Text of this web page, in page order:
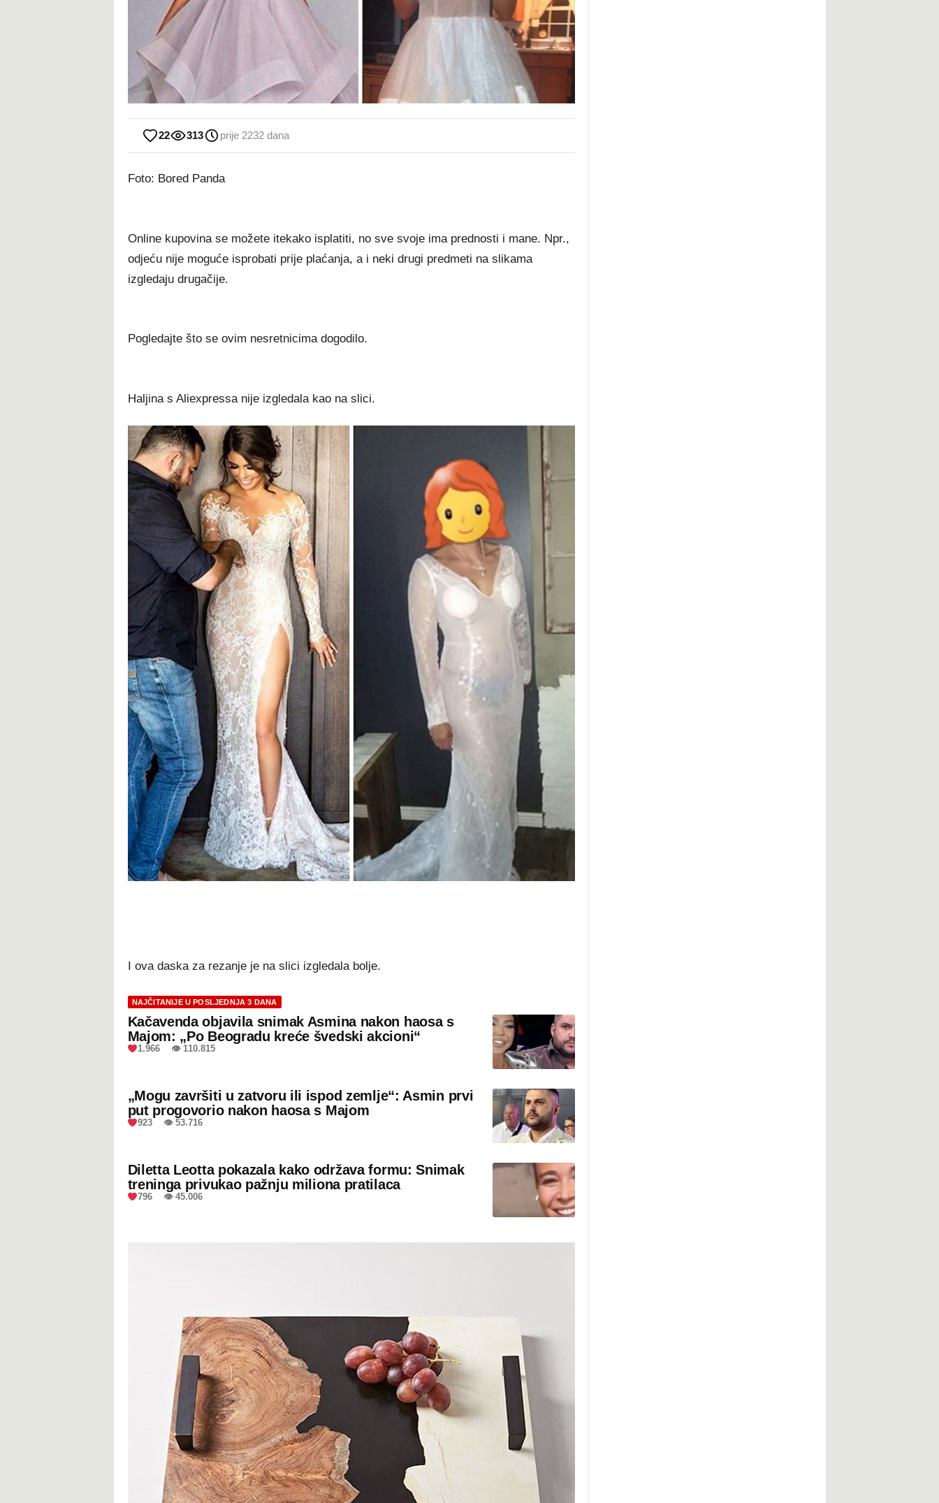
22 313 prije 2232 dana
Foto: Bored Panda
Online kupovina se možete itekako isplatiti, no sve svoje ima prednosti i mane. Npr.,
odjeću nije moguće isprobati prije plaćanja, a i neki drugi predmeti na slikama
izgledaju drugačije.
Pogledajte što se ovim nesretnicima dogodilo.
Haljina s Aliexpressa nije izgledala kao na slici.
I ova daska za rezanje je na slici izgledala bolje.
NAJČITANIJE U POSLJEDNJA 3 DANA
Kačavenda objavila snimak Asmina nakon haosa s
Majom: „Po Beogradu kreće švedski akcioni“
1.966 👁 110.815
„Mogu završiti u zatvoru ili ispod zemlje“: Asmin prvi
put progovorio nakon haosa s Majom
923 👁 53.716
Diletta Leotta pokazala kako održava formu: Snimak
treninga privukao pažnju miliona pratilaca
796 👁 45.006